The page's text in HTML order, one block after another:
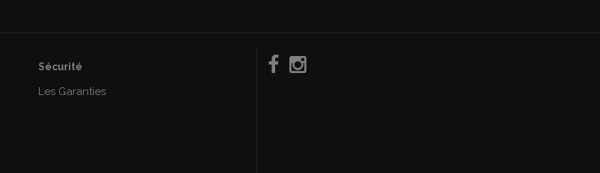
Sécurité
Les Garanties